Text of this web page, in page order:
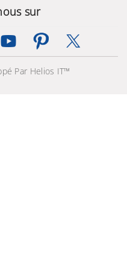
128Go)
sur
Par Helios IT™